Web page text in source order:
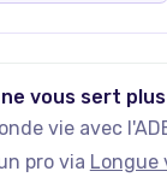
vous sert plus
vie avec
pro via Longue